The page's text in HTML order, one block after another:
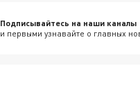
Подписывайтесь на наши каналы
и первыми узнавайте о главных